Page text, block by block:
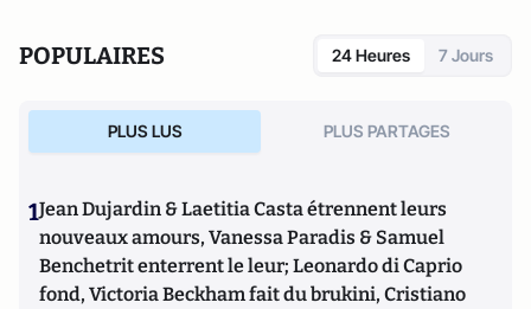
POPULAIRES 24 Heures 7 Jours
PLUS LUS PLUS PARTAGES
1Jean Dujardin & Laetitia Casta étrennent leurs
nouveaux amours, Vanessa Paradis & Samuel
Benchetrit enterrent le leur; Leonardo di Caprio
fond, Victoria Beckham fait du brukini, Cristiano